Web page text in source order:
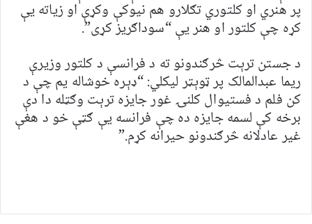
پر هنري او کلتوري تګلارو هم نیوکې وکړې او زیاته یې
کړه چې کلتور او هنر یې “سوداګریز کړی”.
د جستن ترېت څرګندونو ته د فرانسې د کلتور وزیرې
ریما عبدالمالک پر ټوېټر لیکلي: “ډېره خوشاله یم چې د
کن فلم د فستیوال کلنۍ غور جایزه ترېت وګټله دا دې
برخه کې لسمه جایزه ده چې فرانسه یې ګټې خو د هغې
غیر عادلانه څرګندونو حیرانه کړم.”